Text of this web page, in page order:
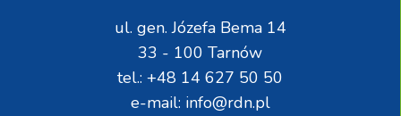
ul. gen. Józefa Bema 14
33 - 100 Tarnów
tel.: +48 14 627 50 50
e-mail: info@rdn.pl